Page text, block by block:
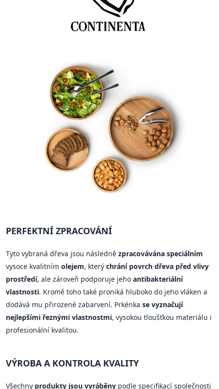
PERFEKTNÍ ZPRACOVÁNÍ
Tyto vybraná dřeva jsou následně zpracovávána speciálním
vysoce kvalitním olejem, který chrání povrch dřeva před vlivy
prostředí, ale zároveň podporuje jeho antibakteriální
vlastnosti. Kromě toho také proniká hluboko do jeho vláken a
dodává mu přirozené zabarvení. Prkénka se vyznačují
nejlepšími řeznými vlastnostmi, vysokou tloušťkou materiálu i
profesionální kvalitou.
VÝROBA A KONTROLA KVALITY
Všechny produkty jsou vyráběny podle specifikací společnosti